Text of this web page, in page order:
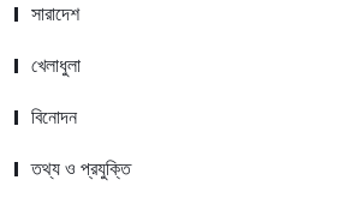
সারাদেশ
খেলাধুলা
বিনোদন
তথ্য ও প্রযুক্তি